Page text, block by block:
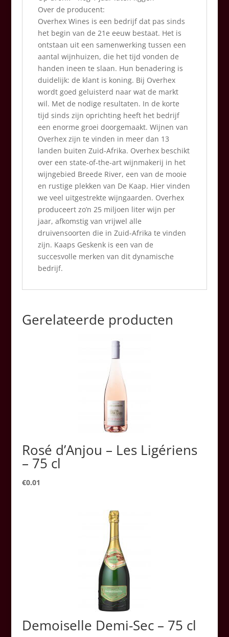
Over de producent:
Overhex Wines is een bedrijf dat pas sinds
het begin van de 21e eeuw bestaat. Het is
ontstaan uit een samenwerking tussen een
aantal wijnhuizen, die het tijd vonden de
handen ineen te slaan. Hun benadering is
duidelijk: de klant is koning. Bij Overhex
wordt goed geluisterd naar wat de markt
wil. Met de nodige resultaten. In de korte
tijd sinds zijn oprichting heeft het bedrijf
een enorme groei doorgemaakt. Wijnen van
Overhex zijn te vinden in meer dan 13
landen buiten Zuid-Afrika. Overhex beschikt
over een state-of-the-art wijnmakerij in het
wijngebied Breede River, een van de mooie
en rustige plekken van De Kaap. Hier vinden
we veel uitgestrekte wijngaarden. Overhex
produceert zo’n 25 miljoen liter wijn per
jaar, afkomstig van vrijwel alle
druivensoorten die in Zuid-Afrika te vinden
zijn. Kaaps Geskenk is een van de
succesvolle merken van dit dynamische
bedrijf.
Gerelateerde producten
Rosé d’Anjou – Les Ligériens
– 75 cl
€0.01
Demoiselle Demi-Sec – 75 cl